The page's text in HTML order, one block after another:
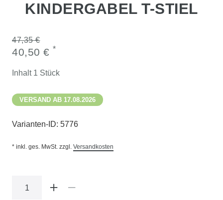
KINDERGABEL T-STIEL
47,35 €
40,50 € *
Inhalt 1 Stück
VERSAND AB 17.08.2026
Varianten-ID: 5776
* inkl. ges. MwSt. zzgl. Versandkosten